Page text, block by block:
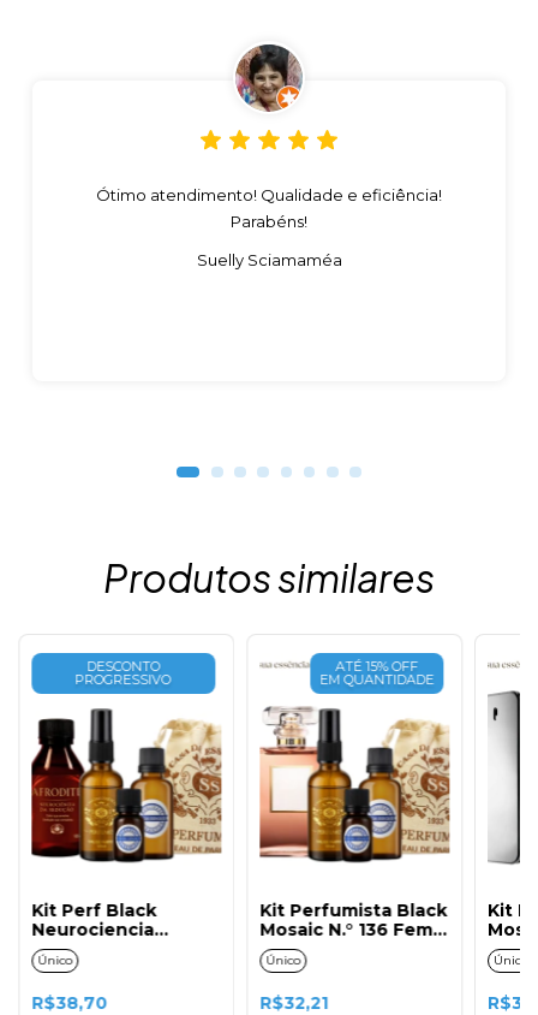
Ótimo atendimento! Qualidade e eficiência!
Parabéns!
Suelly Sciamaméa
Produtos similares
DESCONTO
PROGRESSIVO
Kit Perf Black
Neurociencia
Afrodite Fem. 50ml
Único
R$38,70
ATÉ 15% OFF
EM QUANTIDADE
Kit Perfumista Black
Mosaic N.° 136 Fem.
50ml
Único
R$32,21
Kit
50ml
Único